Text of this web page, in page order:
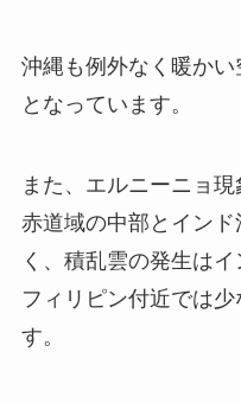
沖縄も例外なく暖か
となっています。
また、エルニーニョ
赤道域の中部とイン
く、積乱雲の発生はイ
フィリピン付近では
す。